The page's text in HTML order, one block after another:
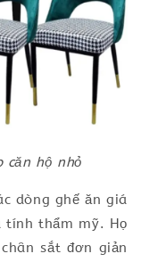
căn hộ nhỏ
dòng ghế ăn giá
tính thẩm mỹ. Họ
sắt đơn giản